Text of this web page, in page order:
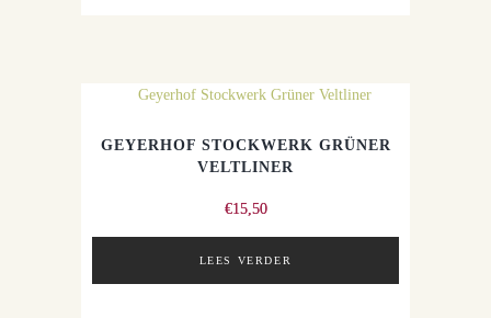
GEYERHOF STOCKWERK GRÜNER
VELTLINER
€15,50
LEES VERDER